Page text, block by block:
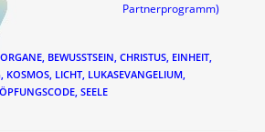
Partnerprogramm)
, BEWUSSTSEIN, CHRISTUS, EINHEIT,
, KOSMOS, LICHT, LUKASEVANGELIUM,
, SEELE